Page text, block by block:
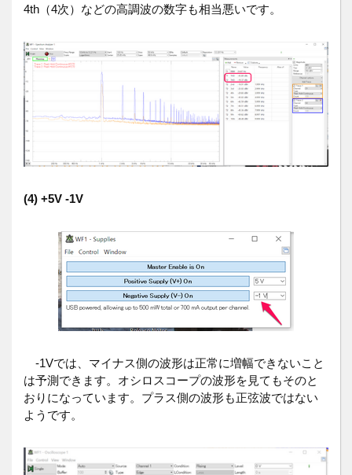
4th（4次）などの高調波の数字も相当悪いです。
(4) +5V -1V
-1Vでは、マイナス側の波形は正常に増幅できないこと
は予測できます。オシロスコープの波形を見てもそのと
おりになっています。プラス側の波形も正弦波ではない
ようです。